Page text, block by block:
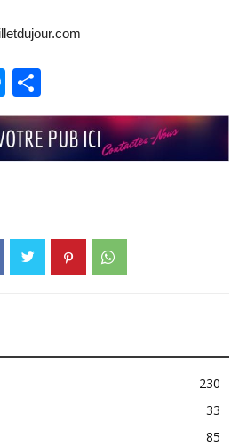
Messenger
230
33
85